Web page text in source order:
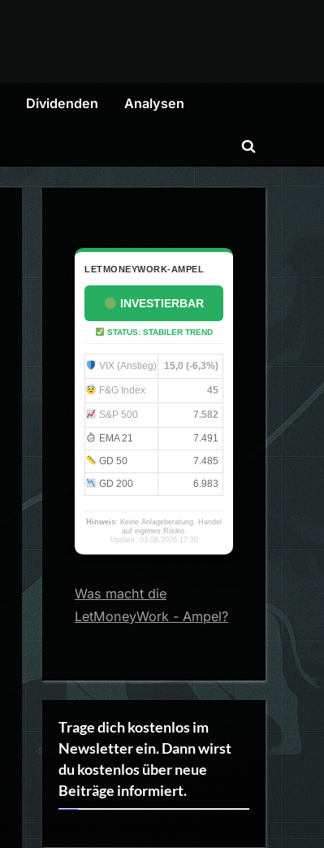
Dividenden Analysen
Toggle
LETMONEYWORK-AMPEL
INVESTIERBAR
STATUS: STABILER TREND
VIX (Anstieg) 15,0 (-6,3%)
F&G Index 45
S&P 500 7.582
EMA 21
7.491
GD 50
7.485
GD 200
6.983
Hinweis: Keine Anlageberatung. Handel
auf eigenes Risiko.
Update: 03.08.2026 17:30
Was macht die
LetMoneyWork - Ampel?
Trage dich kostenlos im
Newsletter ein. Dann wirst
du kostenlos über neue
Beiträge informiert.